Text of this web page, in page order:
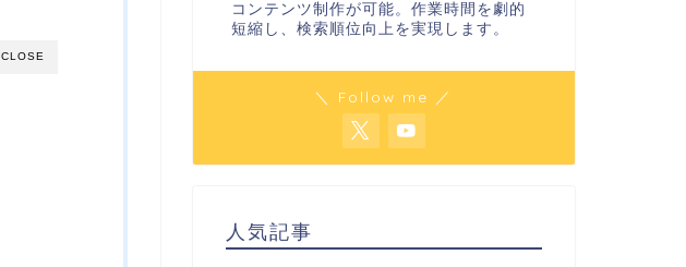
CLOSE
コンテンツ制作が可能。作業時間を劇的
短縮し、検索順位向上を実現します。
＼ Follow me ／
人気記事